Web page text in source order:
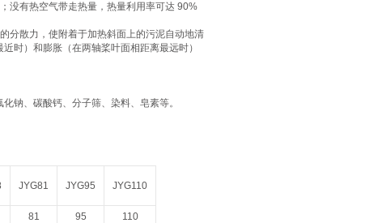
没有热空气带走热量，热量利用率可达 90%
分散力，使附着于加热斜面上的污泥自动地清
时）和膨胀（在两轴桨叶面相距离最远时）
钠、碳酸钙、分子筛、染料、皂素等‌。
JYG81 JYG95 JYG110
81 95
110